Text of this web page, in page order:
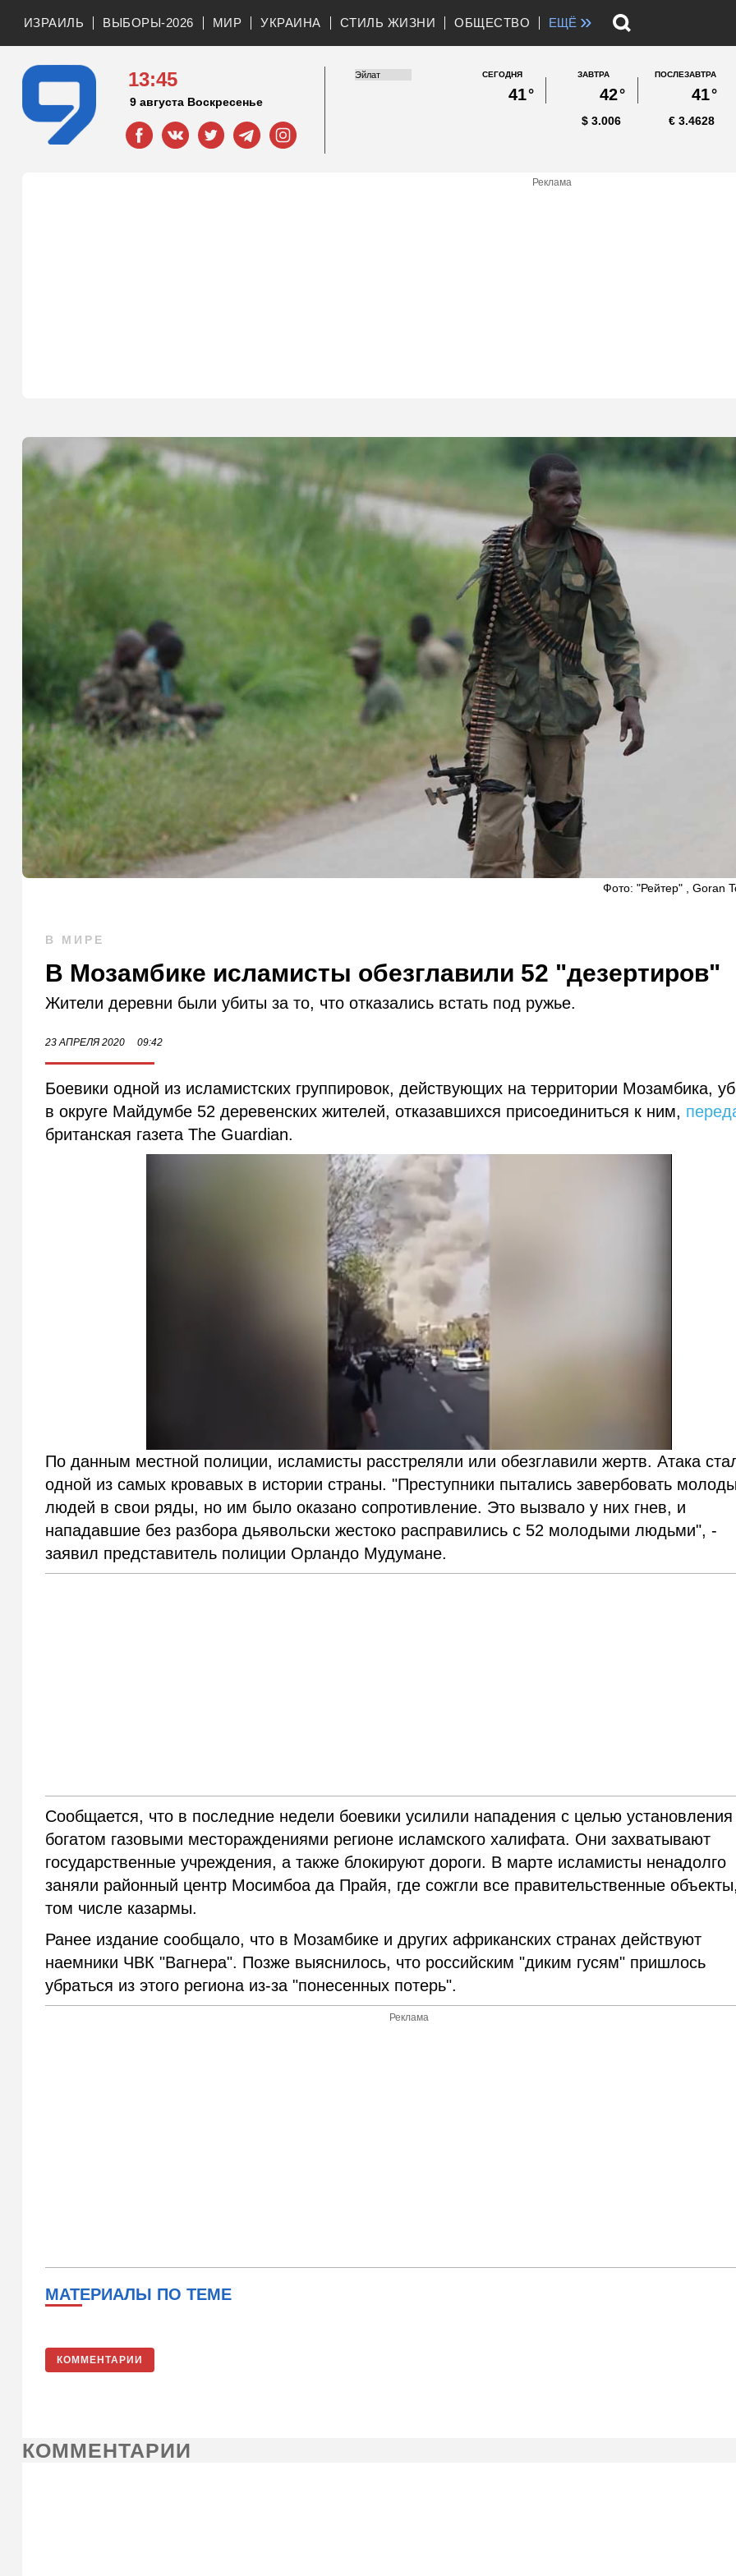
ИЗРАИЛЬ ВЫБОРЫ-2026 МИР УКРАИНА СТИЛЬ ЖИЗНИ ОБЩЕСТВО ЕЩЁ »
13:45
9 августа Воскресенье
СЕГОДНЯ
41°
ЗАВТРА
42°
ПОСЛЕЗАВТРА
41°
3.006
$ 3.4628
€
Реклама
Фото: "Рейтер" , Goran
В МИРЕ
В Мозамбике исламисты обезглавили 52 "дезертиров"
Жители деревни были убиты за то, что отказались встать под ружье.
23 АПРЕЛЯ 2020 09:42
Боевики одной из исламистских группировок, действующих на территории Мозамбика,
в округе Майдумбе 52 деревенских жителей, отказавшихся присоединиться к ним,
британская газета The Guardian.
По данным местной полиции, исламисты расстреляли или обезглавили жертв. Атака
одной из самых кровавых в истории страны. "Преступники пытались завербовать
людей в свои ряды, но им было оказано сопротивление. Это вызвало у них гнев, и
нападавшие без разбора дьявольски жестоко расправились с 52 молодыми людьми", -
заявил представитель полиции Орландо Мудумане.
Сообщается, что в последние недели боевики усилили нападения с целью установления
богатом газовыми местораждениями регионе исламского халифата. Они захватывают
государственные учреждения, а также блокируют дороги. В марте исламисты ненадолго
заняли районный центр Мосимбоа да Прайя, где сожгли все правительственные
том числе казармы.
Ранее издание сообщало, что в Мозамбике и других африканских странах действуют
наемники ЧВК "Вагнера". Позже выяснилось, что российским "диким гусям" пришлось
убраться из этого региона из-за "понесенных потерь".
Реклама
МАТЕРИАЛЫ ПО ТЕМЕ
КОММЕНТАРИИ
КОММЕНТАРИИ